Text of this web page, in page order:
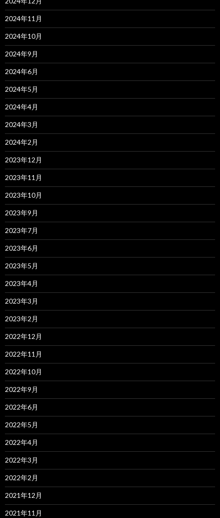
2024年11月
2024年10月
2024年9月
2024年6月
2024年5月
2024年4月
2024年3月
2024年2月
2023年12月
2023年11月
2023年10月
2023年9月
2023年7月
2023年6月
2023年5月
2023年4月
2023年3月
2023年2月
2022年12月
2022年11月
2022年10月
2022年9月
2022年6月
2022年5月
2022年4月
2022年3月
2022年2月
2021年12月
2021年11月